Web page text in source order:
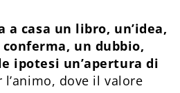
casa un libro, un’idea,
un dubbio,
ipotesi un’apertura di
l’animo, dove il valore